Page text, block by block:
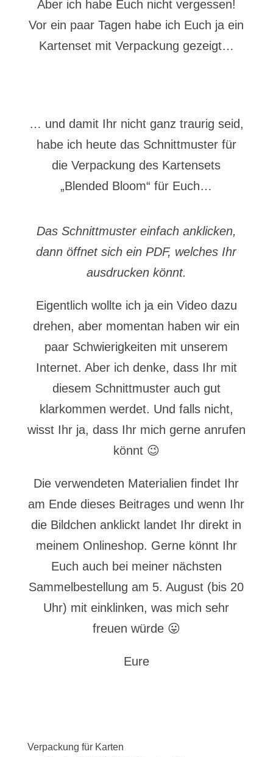
Aber ich habe Euch nicht vergessen!
Vor ein paar Tagen habe ich Euch ja ein
Kartenset mit Verpackung gezeigt…
… und damit Ihr nicht ganz traurig seid,
habe ich heute das Schnittmuster für
die Verpackung des Kartensets
„Blended Bloom“ für Euch…
Das Schnittmuster einfach anklicken,
dann öffnet sich ein PDF, welches Ihr
ausdrucken könnt.
Eigentlich wollte ich ja ein Video dazu
drehen, aber momentan haben wir ein
paar Schwierigkeiten mit unserem
Internet. Aber ich denke, dass Ihr mit
diesem Schnittmuster auch gut
klarkommen werdet. Und falls nicht,
wisst Ihr ja, dass Ihr mich gerne anrufen
könnt 😉
Die verwendeten Materialien findet Ihr
am Ende dieses Beitrages und wenn Ihr
die Bildchen anklickt landet Ihr direkt in
meinem Onlineshop. Gerne könnt Ihr
Euch auch bei meiner nächsten
Sammelbestellung am 5. August (bis 20
Uhr) mit einklinken, was mich sehr
freuen würde 😛
Eure
Verpackung für Karten